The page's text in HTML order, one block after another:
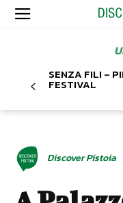
SENZA FILI –
FESTIVAL
Discover Pistoia